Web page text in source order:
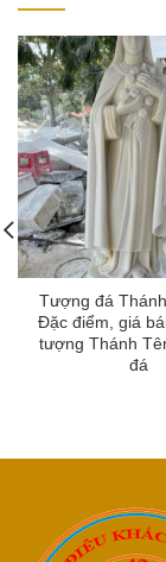
Tượng đá
Đặc điểm, giá
tượng Thánh
đá